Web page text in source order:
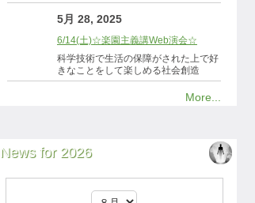
5月 28, 2025
6/14(土)☆楽園主義講Web演会☆
科学技術で生活の保障がされた上で好
きなことをして楽しめる社会創造
More...
News for 2026